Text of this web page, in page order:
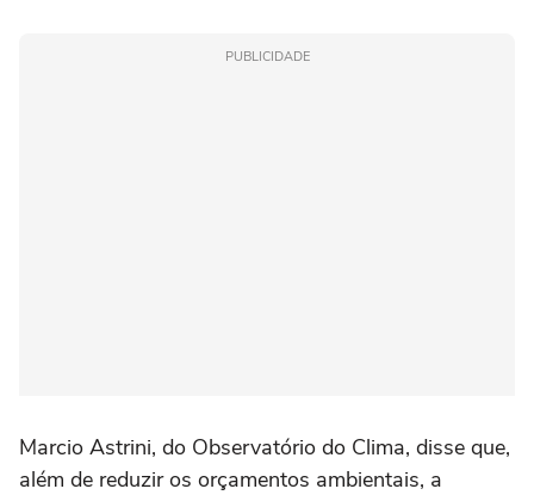
PUBLICIDADE
Marcio Astrini, do Observatório do Clima, disse que,
além de reduzir os orçamentos ambientais, a